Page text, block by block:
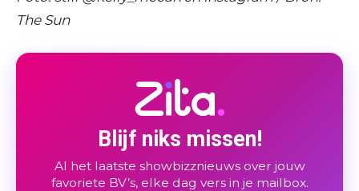
The Sun
Blijf niks missen!
Al het laatste showbizznieuws over jouw
favoriete BV’s, elke dag vers in je mailbox.